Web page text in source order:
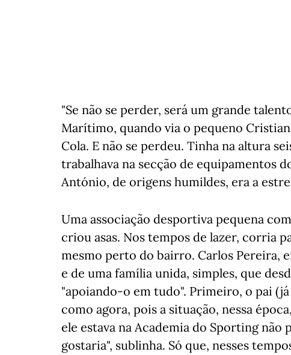
"Se não se perder, será um grande
Marítimo, quando via o pequeno
Cola. E não se perdeu. Tinha na altura
trabalhava na secção de equipamentos
António, de origens humildes, era a
Uma associação desportiva pequena
criou asas. Nos tempos de lazer, corria
mesmo perto do bairro. Carlos Pereira,
e de uma família unida, simples, que
"apoiando-o em tudo". Primeiro, o pai
como agora, pois a situação, nessa
ele estava na Academia do Sporting não
gostaria", sublinha. Só que, nesses